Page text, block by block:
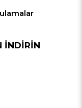
İNDİRİN